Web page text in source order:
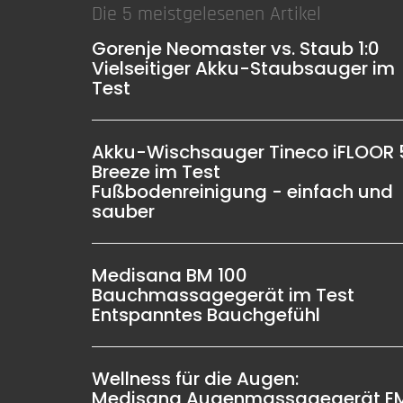
Die 5 meistgelesenen Artikel
Gorenje Neomaster vs. Staub 1:0
Vielseitiger Akku-Staubsauger im
Test
Akku-Wischsauger Tineco iFLOOR
Breeze im Test
Fußbodenreinigung - einfach und
sauber
Medisana BM 100
Bauchmassagegerät im Test
Entspanntes Bauchgefühl
Wellness für die Augen: